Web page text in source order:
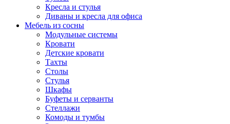
Кресла и стулья
Диваны и кресла для офиса
Мебель из сосны
Модульные системы
Кровати
Детские кровати
Тахты
Столы
Стулья
Шкафы
Буфеты и серванты
Стеллажи
Комоды и тумбы